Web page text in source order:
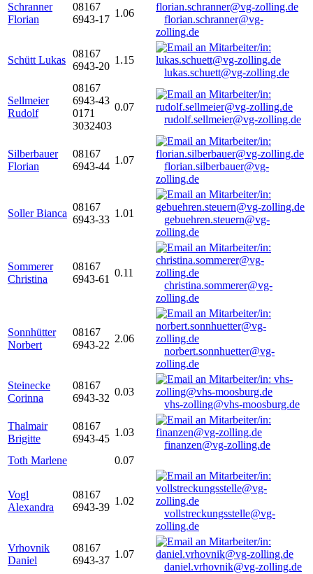
Schranner
Florian
08167
6943-17
1.06
florian.schranner@vg-
zolling.de
Schütt Lukas
08167
6943-20
1.15
lukas.schuett@vg-zolling.de
Sellmeier
Rudolf
08167
6943-43
0171
3032403
0.07
rudolf.sellmeier@vg-zolling.de
Silberbauer
Florian
08167
6943-44
1.07
florian.silberbauer@vg-
zolling.de
Soller Bianca
08167
6943-33
1.01
gebuehren.steuern@vg-
zolling.de
Sommerer
Christina
08167
6943-61
0.11
christina.sommerer@vg-
zolling.de
Sonnhütter
Norbert
08167
6943-22
2.06
norbert.sonnhuetter@vg-
zolling.de
Steinecke
Corinna
08167
6943-32
0.03
vhs-zolling@vhs-moosburg.de
Thalmair
Brigitte
08167
6943-45
1.03
finanzen@vg-zolling.de
Toth Marlene
0.07
Vogl
Alexandra
08167
6943-39
1.02
vollstreckungsstelle@vg-
zolling.de
Vrhovnik
Daniel
08167
6943-37
1.07
daniel.vrhovnik@vg-zolling.de